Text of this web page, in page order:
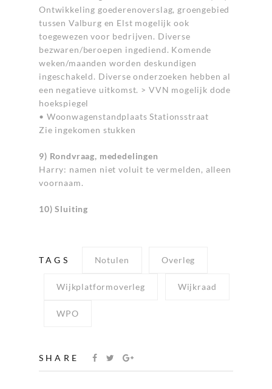
Ontwikkeling goederenoverslag, groengebied
tussen Valburg en Elst mogelijk ook
toegewezen voor bedrijven. Diverse
bezwaren/beroepen ingediend. Komende
weken/maanden worden deskundigen
ingeschakeld. Diverse onderzoeken hebben al
een negatieve uitkomst. > VVN mogelijk dode
hoekspiegel
• Woonwagenstandplaats Stationsstraat
Zie ingekomen stukken
9) Rondvraag, mededelingen
Harry: namen niet voluit te vermelden, alleen
voornaam.
10) Sluiting
TAGS Notulen Overleg
Wijkplatformoverleg Wijkraad
WPO
SHARE